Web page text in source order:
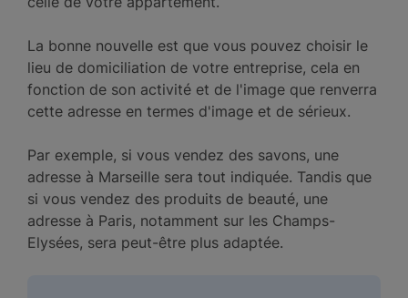
La bonne nouvelle est que vous pouvez choisir le
lieu de domiciliation de votre entreprise, cela en
fonction de son activité et de l'image que renverra
cette adresse en termes d'image et de sérieux.
Par exemple, si vous vendez des savons, une
adresse à Marseille sera tout indiquée. Tandis que
si vous vendez des produits de beauté, une
adresse à Paris, notamment sur les Champs-
Elysées, sera peut-être plus adaptée.